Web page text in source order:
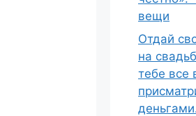
вещи
Отдай
на
тебе все